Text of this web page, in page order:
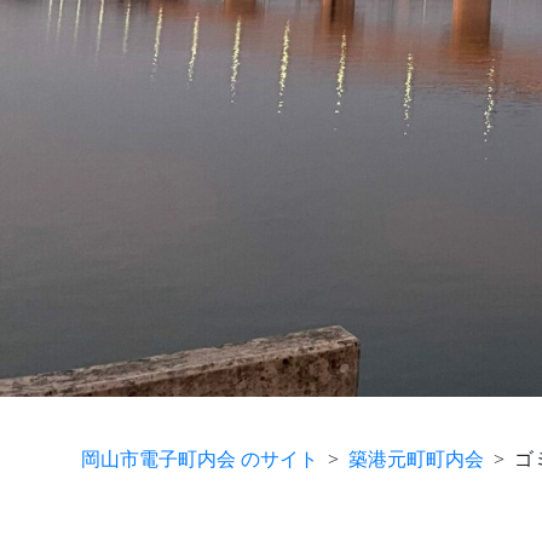
岡山市電子町内会 のサイト 築港元町町内会 ゴ